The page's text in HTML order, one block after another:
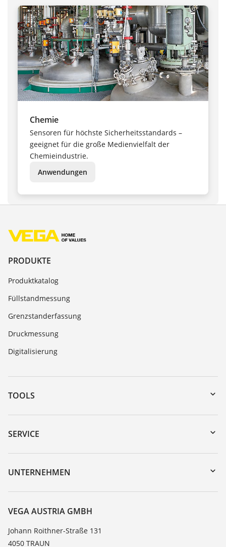
Chemie
Sensoren für höchste Sicherheitsstandards –
geeignet für die große Medienvielfalt der
Chemieindustrie.
Anwendungen
PRODUKTE
Produktkatalog
Füllstandmessung
Grenzstanderfassung
Druckmessung
Digitalisierung
TOOLS
Download-Center
Gerätesuche (Seriennummer)
DTM Collection/PACTware
SERVICE
Geräterücksendung
Trainings
Beständigkeitsliste
TeamViewer
UNTERNEHMEN
Karriere
Über VEGA
Kontakt
News
VEGA AUSTRIA GMBH
Johann Roithner-Straße 131
4050 TRAUN